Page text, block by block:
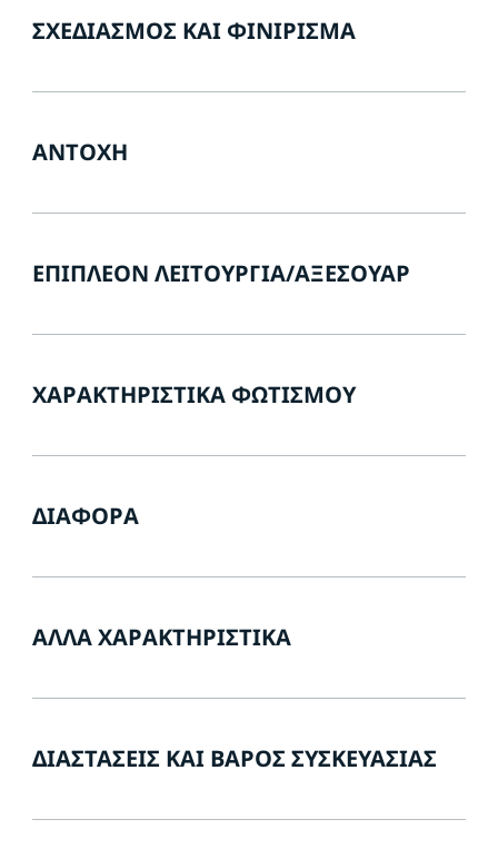
ΣΧΕΔΙΑΣΜΌΣ ΚΑΙ ΦΙΝΊΡΙΣΜΑ
ΑΝΤΟΧΉ
ΕΠΙΠΛΈΟΝ ΛΕΙΤΟΥΡΓΊΑ/ΑΞΕΣΟΥΆΡ
ΧΑΡΑΚΤΗΡΙΣΤΙΚΆ ΦΩΤΙΣΜΟΎ
ΔΙΆΦΟΡΑ
ΆΛΛΑ ΧΑΡΑΚΤΗΡΙΣΤΙΚΆ
ΔΙΑΣΤΆΣΕΙΣ ΚΑΙ ΒΆΡΟΣ ΣΥΣΚΕΥΑΣΊΑΣ